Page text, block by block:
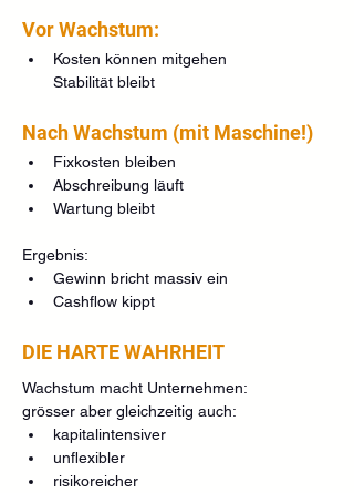
Vor Wachstum:
Kosten können mitgehen
Stabilität bleibt
Nach Wachstum (mit Maschine!)
Fixkosten bleiben
Abschreibung läuft
Wartung bleibt
Ergebnis:
Gewinn bricht massiv ein
Cashflow kippt
DIE HARTE WAHRHEIT
Wachstum macht Unternehmen:
grösser aber gleichzeitig auch:
kapitalintensiver
unflexibler
risikoreicher